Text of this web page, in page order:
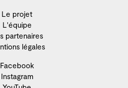
Le projet
L'équipe
partenaires
légales
Facebook
Instagram